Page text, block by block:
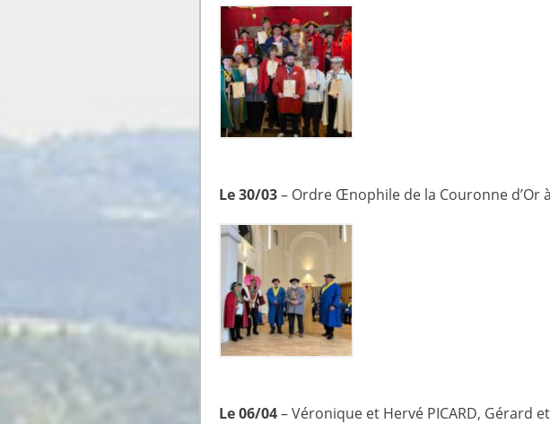
Le 30/03– Ordre Œnophile de la Couronne d’Or
Le 06/04– Véronique et Hervé PICARD, Gérard